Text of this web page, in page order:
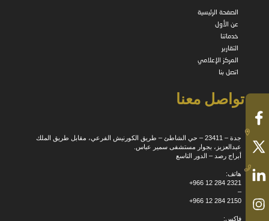
الصفحة الرئيسية
عن الأول
خدماتنا
التقارير
المركز الإعلامي
اتصل بنا
تواصل معنا
جدة – 23411 – حي الشاطئ – طريق الكورنيش الفرعي، مقابل طريق الملك
عبدالعزيز، بجوار مستشفى سمير عباس.
أبراج رصد – الدور التاسع
هاتف:
+966 12 284 2321
–
+966 12 284 2150
فاكس: